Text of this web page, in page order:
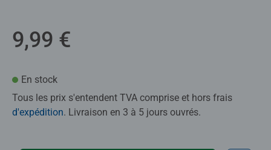
9,99 €
En stock
Tous les prix s'entendent TVA comprise et hors frais
d'expédition. Livraison en 3 à 5 jours ouvrés.